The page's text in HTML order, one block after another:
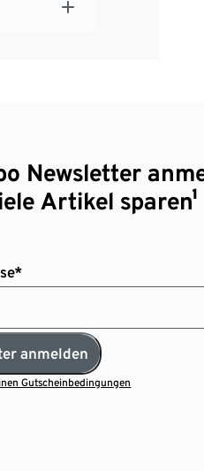
Newsletter
Artikel sparen¹
anmelden
Gutscheinbedingungen